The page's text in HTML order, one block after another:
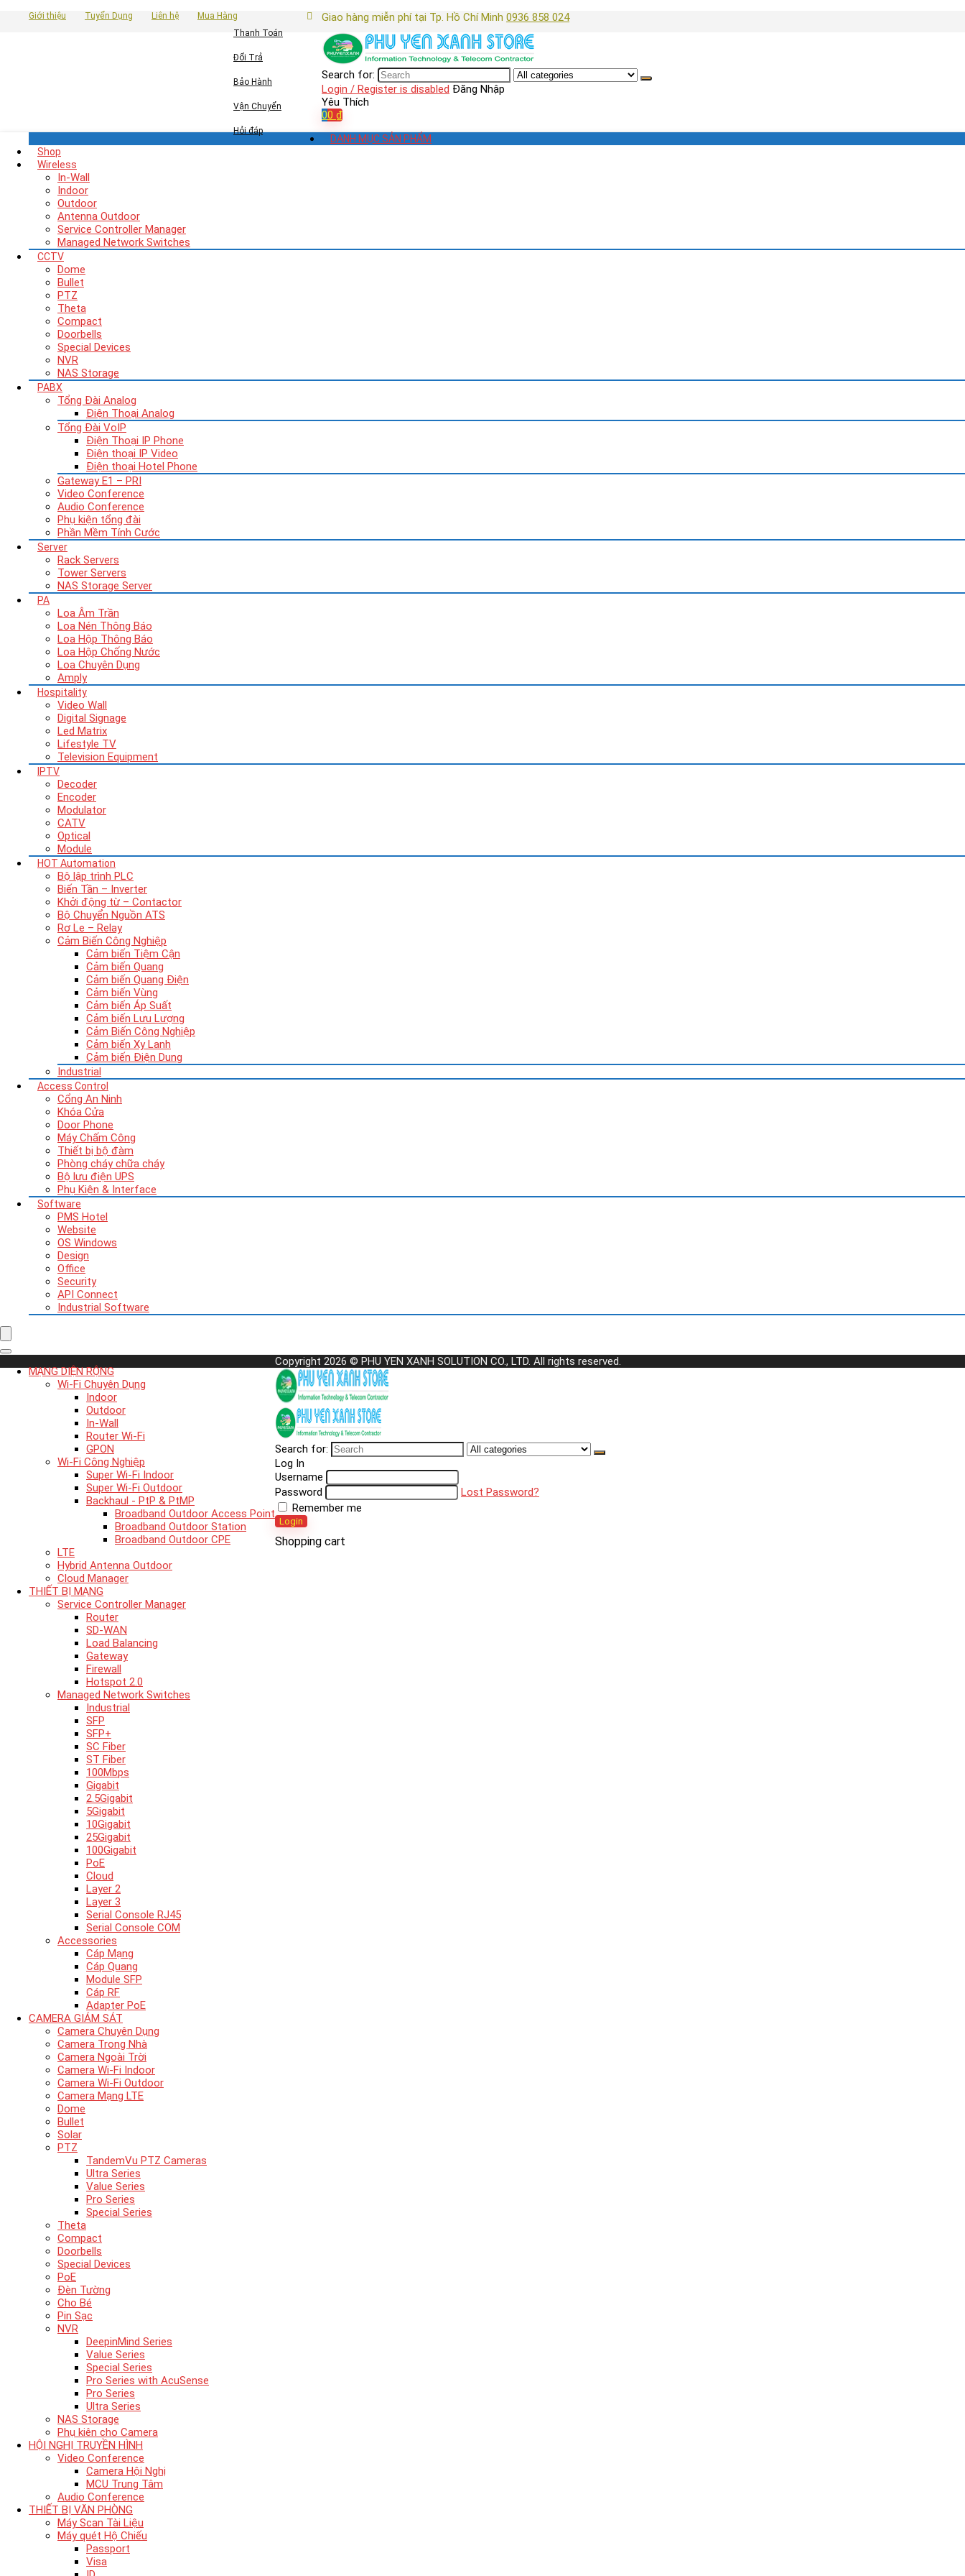
Giới thiệu Tuyển Dụng Liên hệ
Mua Hàng
Thanh Toán
Đổi Trả
Bảo Hành
Vận Chuyển
Hỏi đáp
Giao hàng miễn phí tại Tp. Hồ Chí Minh 0936 858 024
Search for:
Login / Register is disabled Đăng Nhập
Yêu Thích
00 ₫
DANH MỤC SẢN PHẨM
Shop
Wireless
In-Wall
Indoor
Outdoor
Antenna Outdoor
Service Controller Manager
Managed Network Switches
CCTV
Dome
Bullet
PTZ
Theta
Compact
Doorbells
Special Devices
NVR
NAS Storage
PABX
Tổng Đài Analog
Điện Thoại Analog
Tổng Đài VoIP
Điện Thoại IP Phone
Điện thoại IP Video
Điện thoại Hotel Phone
Gateway E1 – PRI
Video Conference
Audio Conference
Phụ kiện tổng đài
Phần Mềm Tính Cước
Server
Rack Servers
Tower Servers
NAS Storage Server
PA
Loa Âm Trần
Loa Nén Thông Báo
Loa Hộp Thông Báo
Loa Hộp Chống Nước
Loa Chuyên Dụng
Amply
Hospitality
Video Wall
Digital Signage
Led Matrix
Lifestyle TV
Television Equipment
IPTV
Decoder
Encoder
Modulator
CATV
Optical
Module
HOT Automation
Bộ lập trình PLC
Biến Tần – Inverter
Khởi động từ – Contactor
Bộ Chuyển Nguồn ATS
Rơ Le – Relay
Cảm Biến Công Nghiệp
Cảm biến Tiệm Cận
Cảm biến Quang
Cảm biến Quang Điện
Cảm biến Vùng
Cảm biến Áp Suất
Cảm biến Lưu Lượng
Cảm Biến Công Nghiệp
Cảm biến Xy Lanh
Cảm biến Điện Dung
Industrial
Access Control
Cổng An Ninh
Khóa Cửa
Door Phone
Máy Chấm Công
Thiết bị bộ đàm
Phòng cháy chữa cháy
Bộ lưu điện UPS
Phụ Kiện & Interface
Software
PMS Hotel
Website
OS Windows
Design
Office
Security
API Connect
Industrial Software
MẠNG DIỆN RỘNG
Wi-Fi Chuyên Dụng
Indoor
Outdoor
In-Wall
Router Wi-Fi
GPON
Wi-Fi Công Nghiệp
Super Wi-Fi Indoor
Super Wi-Fi Outdoor
Backhaul - PtP & PtMP
Broadband Outdoor Access Point
Broadband Outdoor Station
Broadband Outdoor CPE
LTE
Hybrid Antenna Outdoor
Cloud Manager
THIẾT BỊ MẠNG
Service Controller Manager
Router
SD-WAN
Load Balancing
Gateway
Firewall
Hotspot 2.0
Managed Network Switches
Industrial
SFP
SFP+
SC Fiber
ST Fiber
100Mbps
Gigabit
2.5Gigabit
5Gigabit
10Gigabit
25Gigabit
100Gigabit
PoE
Cloud
Layer 2
Layer 3
Serial Console RJ45
Serial Console COM
Accessories
Cáp Mạng
Cáp Quang
Module SFP
Cáp RF
Adapter PoE
CAMERA GIÁM SÁT
Camera Chuyên Dụng
Camera Trong Nhà
Camera Ngoài Trời
Camera Wi-Fi Indoor
Camera Wi-Fi Outdoor
Camera Mạng LTE
Dome
Bullet
Solar
PTZ
TandemVu PTZ Cameras
Ultra Series
Value Series
Pro Series
Special Series
Theta
Compact
Doorbells
Special Devices
PoE
Đèn Tường
Cho Bé
Pin Sạc
NVR
DeepinMind Series
Value Series
Special Series
Pro Series with AcuSense
Pro Series
Ultra Series
NAS Storage
Phụ kiên cho Camera
HỘI NGHỊ TRUYỀN HÌNH
Video Conference
Camera Hội Nghị
MCU Trung Tâm
Audio Conference
THIẾT BỊ VĂN PHÒNG
Máy Scan Tài Liệu
Máy quét Hộ Chiếu
Passport
Visa
Copyright 2026 © PHU YEN XANH SOLUTION CO., LTD. All rights reserved.
Search for:
Log In
Username
Password
Lost Password?
Remember me
Login
Shopping cart